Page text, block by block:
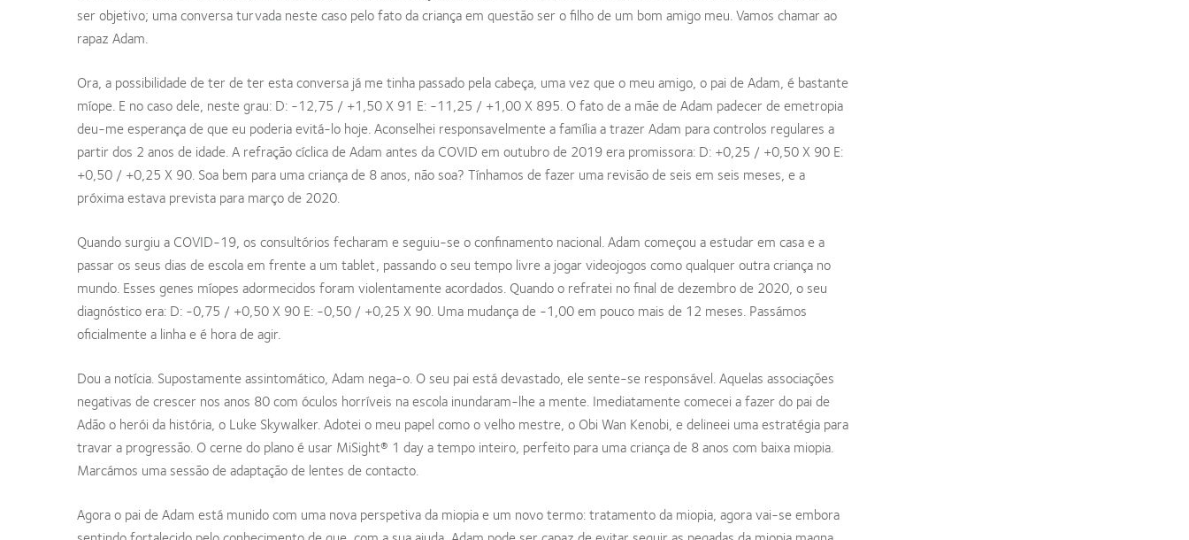
ser objetivo; uma conversa turvada neste caso pelo fato da criança em questão ser o filho de um bom amigo meu. Vamos chamar ao
rapaz Adam.
Ora, a possibilidade de ter de ter esta conversa já me tinha passado pela cabeça, uma vez que o meu amigo, o pai de Adam, é bastante
míope. E no caso dele, neste grau: D: -12,75 / +1,50 X 91 E: -11,25 / +1,00 X 895. O fato de a mãe de Adam padecer de emetropia
deu-me esperança de que eu poderia evitá-lo hoje. Aconselhei responsavelmente a família a trazer Adam para controlos regulares a
partir dos 2 anos de idade. A refração cíclica de Adam antes da COVID em outubro de 2019 era promissora: D: +0,25 / +0,50 X 90 E:
+0,50 / +0,25 X 90. Soa bem para uma criança de 8 anos, não soa? Tínhamos de fazer uma revisão de seis em seis meses, e a
próxima estava prevista para março de 2020.
Quando surgiu a COVID-19, os consultórios fecharam e seguiu-se o confinamento nacional. Adam começou a estudar em casa e a
passar os seus dias de escola em frente a um tablet, passando o seu tempo livre a jogar videojogos como qualquer outra criança no
mundo. Esses genes míopes adormecidos foram violentamente acordados. Quando o refratei no final de dezembro de 2020, o seu
diagnóstico era: D: -0,75 / +0,50 X 90 E: -0,50 / +0,25 X 90. Uma mudança de -1,00 em pouco mais de 12 meses. Passámos
oficialmente a linha e é hora de agir.
Dou a notícia. Supostamente assintomático, Adam nega-o. O seu pai está devastado, ele sente-se responsável. Aquelas associações
negativas de crescer nos anos 80 com óculos horríveis na escola inundaram-lhe a mente. Imediatamente comecei a fazer do pai de
Adão o herói da história, o Luke Skywalker. Adotei o meu papel como o velho mestre, o Obi Wan Kenobi, e delineei uma estratégia para
travar a progressão. O cerne do plano é usar MiSight® 1 day a tempo inteiro, perfeito para uma criança de 8 anos com baixa miopia.
Marcámos uma sessão de adaptação de lentes de contacto.
Agora o pai de Adam está munido com uma nova perspetiva da miopia e um novo termo: tratamento da miopia, agora vai-se embora